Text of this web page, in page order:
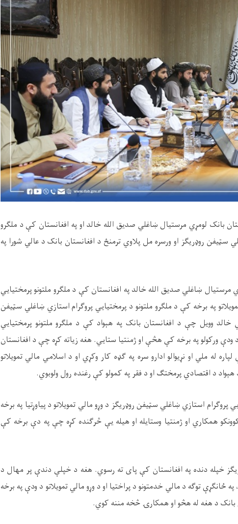
مه - د افغانستان بانک لومړي مرستیال ښاغلي صدیق الله خالد او په افغانستان کې د ملګرو
سټیفن روډریګز او ورسره مل پلاوي ترمنځ د افغانستان بانک د عالي شورا په
ښاغلي صدیق الله خالد په افغانستان کې د ملګرو ملتونو پرمختیايي
په برخه کې د ملګرو ملتونو د پرمختیايي پروګرام استازي ښاغلي سټیفن
وویل چې د افغانستان بانک په هېواد کې د ملګرو ملتونو پرمختیايي
د ودې ورکولو په برخه کې هڅې او ژمنتیا ستايي. هغه زیاته کړه چې د افغانستان
ملي او نړیوالو ادارو سره په ګډه کار وکړي او د اسلامي مالي تمویلاتو
د اقتصادي پرمختګ او د فقر په کمولو کې رغنده رول ولوبوي.
پروګرام استازي ښاغلي سټیفن روډریګز د وړو مالي تمویلاتو د پياوړتیا په برخه
همکاري او ژمنتیا وستایله او هیله یې څرګنده کړه چې په دې برخه کې
خپله دنده په افغانستان کې پای ته رسوي. هغه د خپلې دندې پر مهال د
ځانګړې توګه د مالي خدمتونو د پراختیا او د وړو مالي تمویلاتو د ودې په برخه
د هغه له هڅو او همکارۍ څخه مننه کوي.